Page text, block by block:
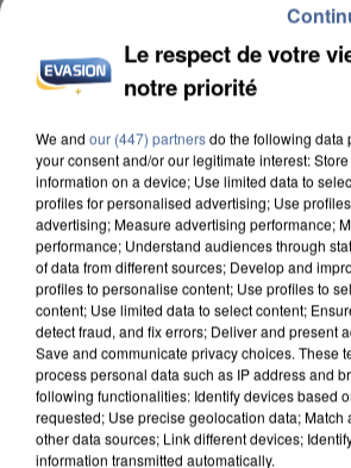
INCENDIES : L’ÎLE-DE-FRANCE
DE SOLIDARITÉ AVEC LES...
Le respect de votre
notre priorité
We and our (447) partnersdo the following data
your consent and/or our legitimate interest:
information on a device; Use limited data to
profiles for personalised advertising; Use
advertising; Measure advertising performance;
performance; Understand audiences through
of data from different sources; Develop and
profiles to personalise content; Use profiles to
content; Use limited data to select content;
detect fraud, and fix errors; Deliver and present
Save and communicate privacy choices. These
process personal data such as IP address and
following functionalities: Identify devices based
requested; Use precise geolocation data; Match
other data sources; Link different devices;
information transmitted automatically.